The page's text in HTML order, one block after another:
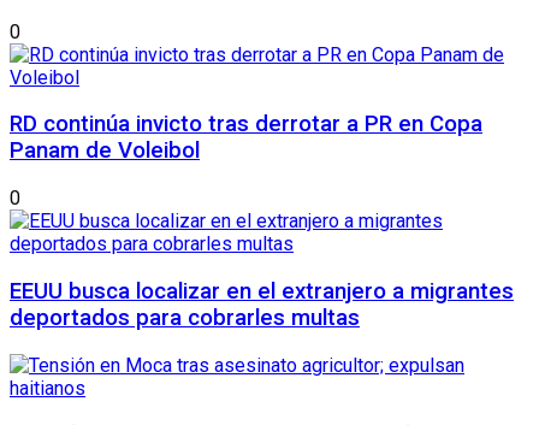
0
RD continúa invicto tras derrotar a PR en Copa
Panam de Voleibol
0
EEUU busca localizar en el extranjero a migrantes
deportados para cobrarles multas